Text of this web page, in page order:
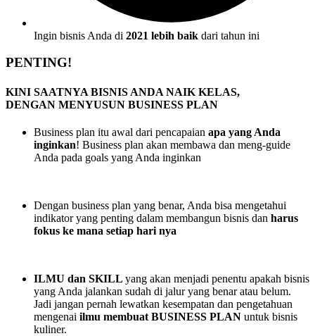
Ingin bisnis Anda di 2021 lebih baik dari tahun ini
PENTING!
KINI SAATNYA BISNIS ANDA NAIK KELAS,
DENGAN MENYUSUN BUSINESS PLAN
Business plan itu awal dari pencapaian apa yang Anda
inginkan! Business plan akan membawa dan meng-guide
Anda pada goals yang Anda inginkan
Dengan business plan yang benar, Anda bisa mengetahui
indikator yang penting dalam membangun bisnis dan harus
fokus ke mana setiap hari nya
ILMU dan SKILL yang akan menjadi penentu apakah bisnis
yang Anda jalankan sudah di jalur yang benar atau belum.
Jadi jangan pernah lewatkan kesempatan dan pengetahuan
mengenai ilmu membuat BUSINESS PLAN untuk bisnis
kuliner.